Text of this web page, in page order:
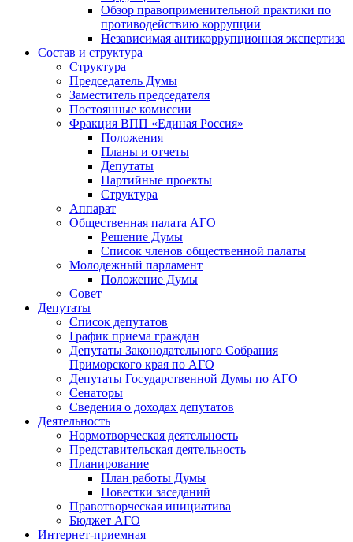
Обзор правоприменительной практики по
противодействию коррупции
Независимая антикоррупционная экспертиза
Состав и структура
Структура
Председатель Думы
Заместитель председателя
Постоянные комиссии
Фракция ВПП «Единая Россия»
Положения
Планы и отчеты
Депутаты
Партийные проекты
Структура
Аппарат
Общественная палата АГО
Решение Думы
Список членов общественной палаты
Молодежный парламент
Положение Думы
Совет
Депутаты
Список депутатов
График приема граждан
Депутаты Законодательного Собрания
Приморского края по АГО
Депутаты Государственной Думы по АГО
Сенаторы
Сведения о доходах депутатов
Деятельность
Нормотворческая деятельность
Представительская деятельность
Планирование
План работы Думы
Повестки заседаний
Правотворческая инициатива
Бюджет АГО
Интернет-приемная